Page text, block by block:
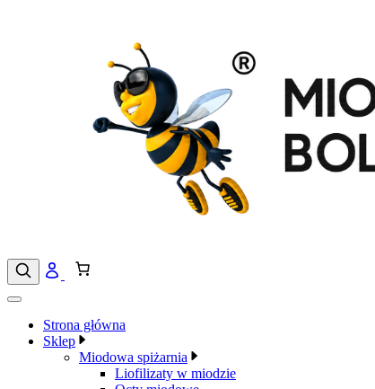
Strona główna
Sklep
Miodowa spiżarnia
Liofilizaty w miodzie